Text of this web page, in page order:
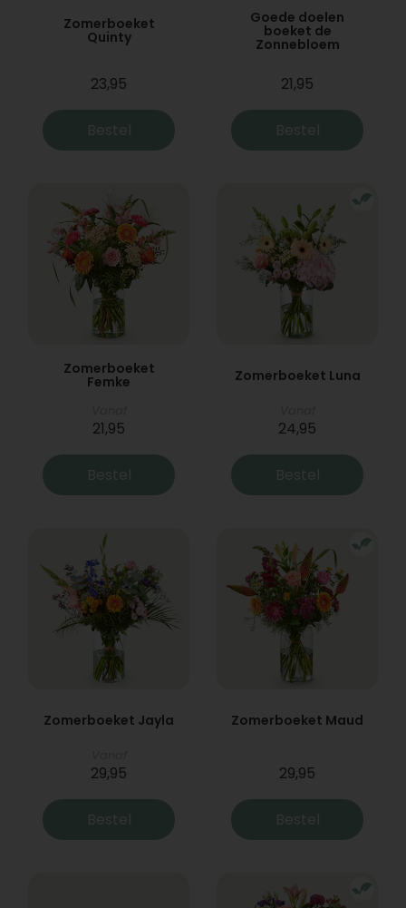
Zomerboeket
Quinty
23,95
Bestel
Goede doelen
boeket de
Zonnebloem
21,95
Bestel
Zomerboeket
Femke
21,95
Bestel
Zomerboeket Luna
24,95
Bestel
Zomerboeket Jayla
29,95
Bestel
Zomerboeket Maud
29,95
Bestel